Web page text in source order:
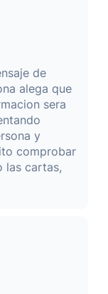
de
alega que
sera
y
comprobar
las cartas,